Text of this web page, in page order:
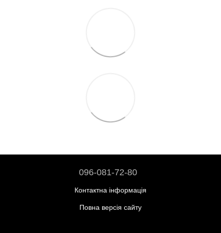
096-081-72-80
Контактна інформація
Повна версія сайту